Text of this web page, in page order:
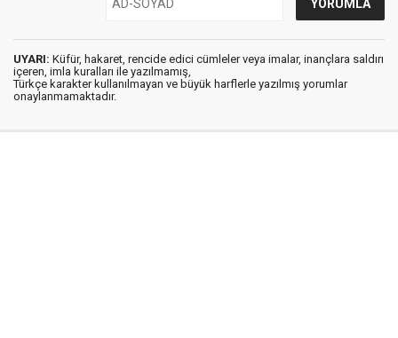
UYARI: Küfür, hakaret, rencide edici cümleler veya imalar, inançlara saldırı
içeren, imla kuralları ile yazılmamış,
Türkçe karakter kullanılmayan ve büyük harflerle yazılmış yorumlar
onaylanmamaktadır.